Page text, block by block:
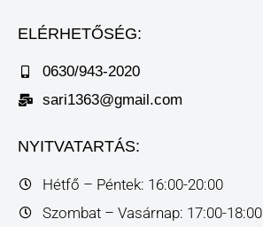
ELÉRHETŐSÉG:
0630/943-2020
sari1363@gmail.com
NYITVATARTÁS:
Hétfő – Péntek: 16:00-20:00
Szombat – Vasárnap: 17:00-18:00